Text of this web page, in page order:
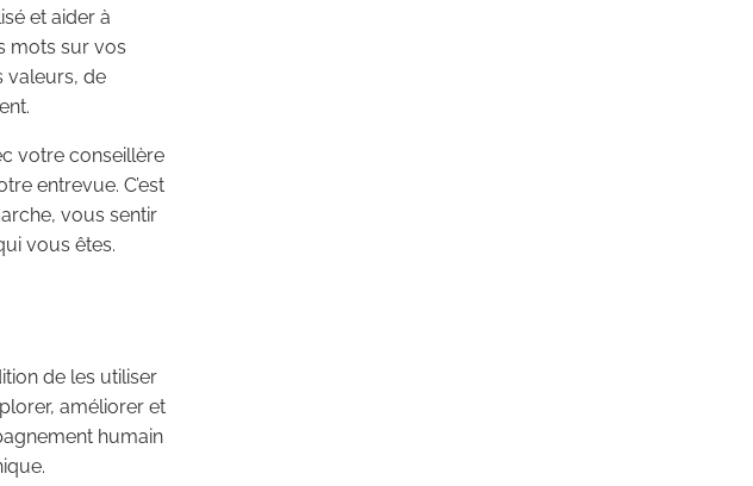
et aider à
mots sur vos
valeurs, de
votre conseillère
entrevue. C’est
vous sentir
vous êtes.
de les utiliser
améliorer et
humain